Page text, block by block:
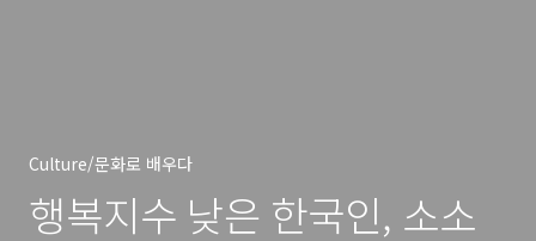
Culture/문화로 배우다
행복지수 낮은 한국인, 소소